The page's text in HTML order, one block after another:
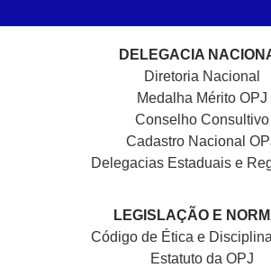
DELEGACIA
Diretoria Nacional
Medalha Mérito OPJ
Conselho Consultivo
Cadastro Nacional
Delegacias Estaduais e
LEGISLAÇÃO E
Código de Ética e
Estatuto da OPJ